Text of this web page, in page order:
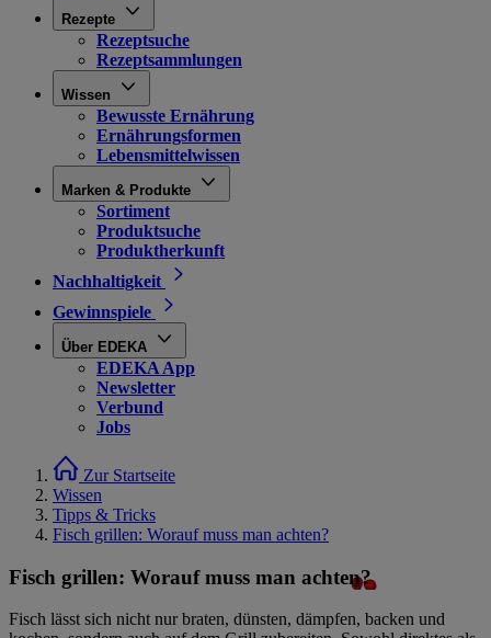
Rezepte
Rezeptsuche
Rezeptsammlungen
Wissen
Bewusste Ernährung
Ernährungsformen
Lebensmittelwissen
Marken & Produkte
Sortiment
Produktsuche
Produktherkunft
Nachhaltigkeit
Gewinnspiele
Über EDEKA
EDEKA App
Newsletter
Verbund
Jobs
Zur Startseite
Wissen
Tipps & Tricks
Fisch grillen: Worauf muss man achten?
Fisch grillen: Worauf muss man achten?
Fisch lässt sich nicht nur braten, dünsten, dämpfen, backen und